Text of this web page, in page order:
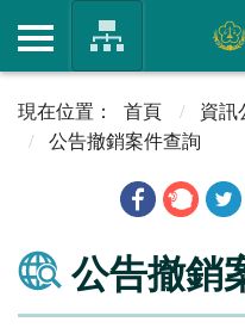
首頁 資訊
公告撤銷案件查詢
公告撤銷